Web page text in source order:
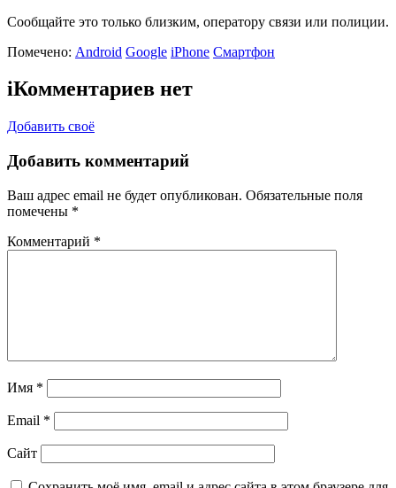
Сообщайте это только близким, оператору связи или полиции.
Помечено: Android Google iPhone Смартфон
iКомментариев нет
Добавить своё
Добавить комментарий
Ваш адрес email не будет опубликован. Обязательные поля
помечены *
Комментарий *
Имя *
Email *
Сайт